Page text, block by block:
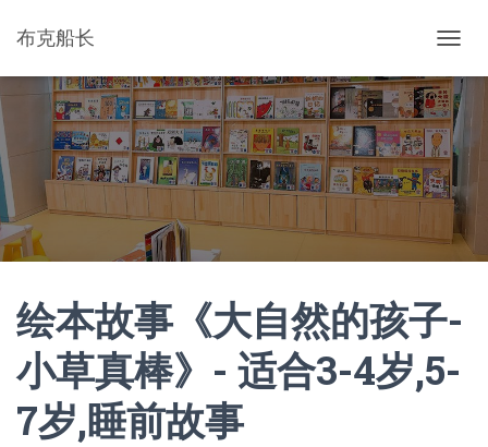
布克船长
换
导
航
绘本故事《大自然的孩子-
小草真棒》- 适合3-4岁,5-
7岁,睡前故事